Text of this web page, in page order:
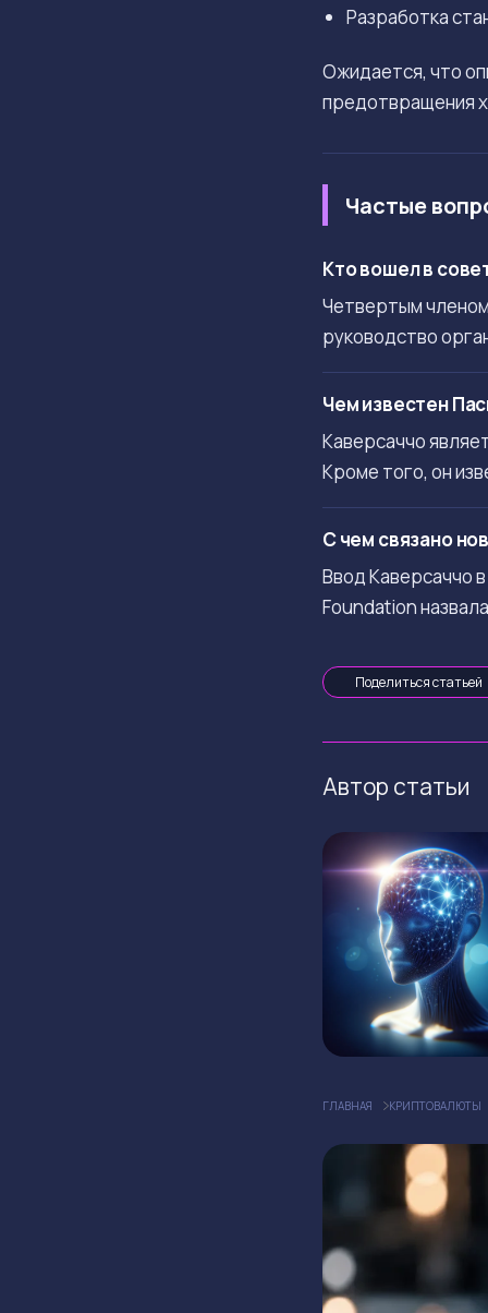
Разработка
Ожидается, что
предотвращения
Частые
Кто вошел в
Четвертым
руководство
Чем известен
Каверсаччо
Кроме того, он
С чем связано
Ввод Каверсаччо
Foundation
Поделиться статьей
Автор статьи
ГЛАВНАЯ КРИПТОВАЛЮТЫ